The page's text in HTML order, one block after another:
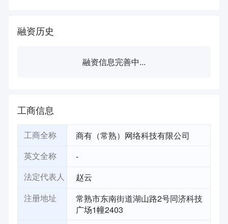
融资历史
融资信息完善中...
工商信息
工商全称 商有（常熟）网络科技有限公司
英文全称 -
法定代表人 赵云
注册地址
常熟市东南街道湖山路2号同济科技
广场1幢2403